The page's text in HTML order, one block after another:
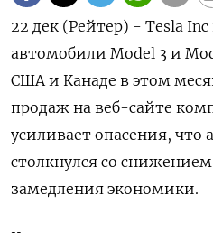
22 дек (Рейтер) - Tesla
автомобили Model 3 и
США и Канаде в этом
продаж на веб-сайте
усиливает опасения, что
столкнулся со
замедления экономики.